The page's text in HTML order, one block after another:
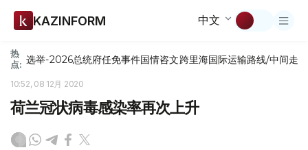
KAZINFORM 中文
热
点: 选举-2026总统府任免事件国情咨文跨里海国际运输路线/中间走廊
10:52, 08 12月 2020
荷兰冠状病毒感染率再次上升